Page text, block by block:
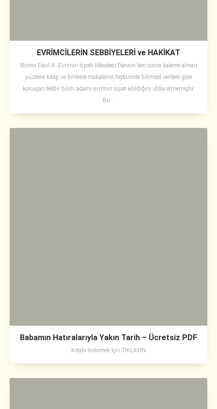
EVRİMCİLERİN SEBBİYELERİ ve HAKİKAT
Birinci Fasıl A. Evrimin İspatı Meselesi Darwin’den sonra kaleme alınan
yüzlerce kitap ve binlerce makalenin hiçbirinde bilimsel verilere göre
konuşan tekbir bilim adamı evrimin ispat edildiğini iddia etmemiştir.
Bu...
Babamın Hatıralarıyla Yakın Tarih – Ücretsiz PDF
Kitabı İndirmek İçin TIKLAYIN